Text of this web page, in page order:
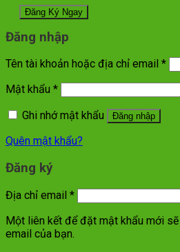
Đăng nhập
Tên tài khoản hoặc địa chỉ email *
Mật khẩu *
Ghi nhớ mật khẩu
Đăng nhập
Quên mật khẩu?
Đăng ký
Địa chỉ email *
Một liên kết để đặt mật khẩu mới
email của bạn.